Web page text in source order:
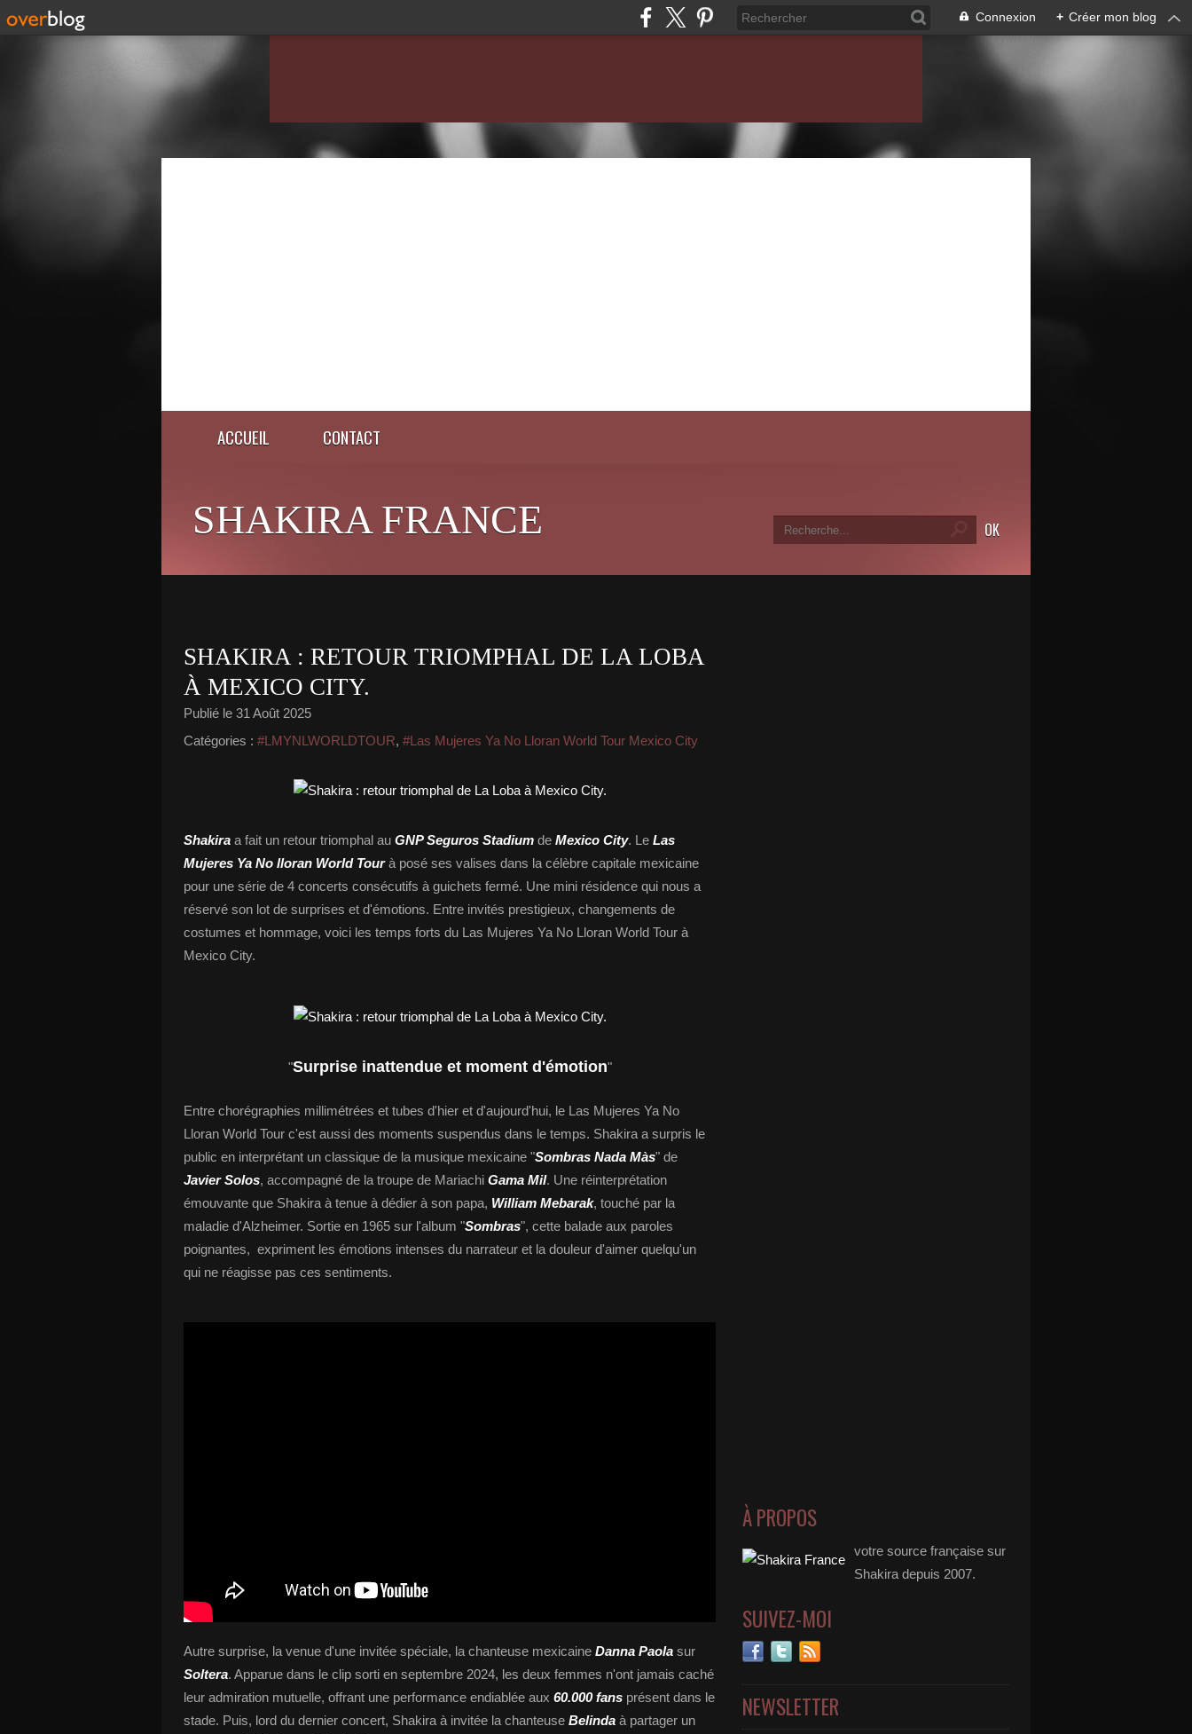
Connexion + Créer mon blog
ACCUEIL CONTACT
SHAKIRA FRANCE
SHAKIRA : RETOUR TRIOMPHAL DE LA LOBA
À MEXICO CITY.
Publié le 31 Août 2025
Catégories : #LMYNLWORLDTOUR, #Las Mujeres Ya No Lloran World Tour Mexico City
Shakira a fait un retour triomphal au GNP Seguros Stadium de Mexico City. Le Las
Mujeres Ya No lloran World Tourà posé ses valises dans la célèbre capitale mexicaine
pour une série de 4 concerts consécutifs à guichets fermé. Une mini résidence qui nous a
réservé son lot de surprises et d'émotions. Entre invités prestigieux, changements de
costumes et hommage, voici les temps forts du Las Mujeres Ya No Lloran World Tour à
Mexico City.
"Surprise inattendue et moment d'émotion"
Entre chorégraphies millimétrées et tubes d'hier et d'aujourd'hui, le Las Mujeres Ya No
Lloran World Tour c'est aussi des moments suspendus dans le temps. Shakira a surpris le
public en interprétant un classique de la musique mexicaine "Sombras Nada Màs" de
Javier Solos, accompagné de la troupe de Mariachi Gama Mil. Une réinterprétation
émouvante que Shakira à tenue à dédier à son papa, William Mebarak, touché par la
maladie d'Alzheimer. Sortie en 1965 sur l'album "Sombras", cette balade aux paroles
poignantes, expriment les émotions intenses du narrateur et la douleur d'aimer quelqu'un
qui ne réagisse pas ces sentiments.
Autre surprise, la venue d'une invitée spéciale, la chanteuse mexicaine Danna Paola sur
Soltera. Apparue dans le clip sorti en septembre 2024, les deux femmes n'ont jamais caché
leur admiration mutuelle, offrant une performance endiablée aux 60.000 fans présent dans le
stade. Puis, lord du dernier concert, Shakira à invitée la chanteuse Belinda à partager un
À PROPOS
votre source française sur
Shakira depuis 2007.
SUIVEZ-MOI
NEWSLETTER